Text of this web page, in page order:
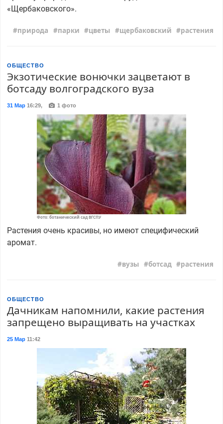
«Щербаковского».
природа парки цветы щербаковский растения
ОБЩЕСТВО
Экзотические вонючки зацветают в
ботсаду волгоградского вуза
31 Мар16:29, 1 фото
Фото: ботанический сад ВГСПУ
Растения очень красивы, но имеют специфический
аромат.
вузы ботсад растения
ОБЩЕСТВО
Дачникам напомнили, какие растения
запрещено выращивать на участках
25 Мар11:42